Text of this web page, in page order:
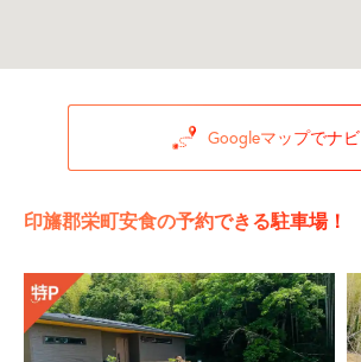
Googleマップでナビ
印旛郡栄町安食の予約できる駐車場！